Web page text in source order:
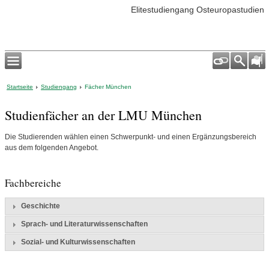
Elitestudiengang Osteuropastudien
Startseite Studiengang Fächer München
Studienfächer an der LMU München
Die Studierenden wählen einen Schwerpunkt- und einen Ergänzungsbereich
aus dem folgenden Angebot.
Fachbereiche
Geschichte
Sprach- und Literaturwissenschaften
Sozial- und Kulturwissenschaften